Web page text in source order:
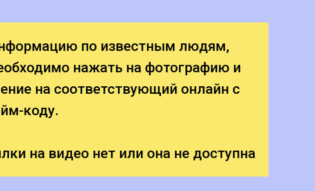
по известным людям,
нажать на фотографию и
на соответствующий онлайн с
коду.
на видео нет или она не доступна